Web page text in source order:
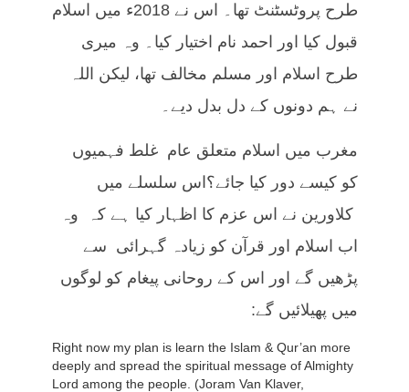
طرح پروٹسٹنٹ تھا۔ اس نے 2018ء میں اسلام
قبول کیا اور احمد نام اختیار کیا۔ وہ میری
طرح اسلام اور مسلم مخالف تھا، لیکن اللہ
نے ہم دونوں کے دل بدل دیے۔
مغرب میں اسلام متعلق عام غلط فہمیوں
کو کیسے دور کیا جائے؟اس سلسلے میں
کلاورین نے اس عزم کا اظہار کیا ہے کہ وہ
اب اسلام اور قرآن کو زیادہ گہرائی سے
پڑھیں گے اور اس کے روحانی پیغام کو لوگوں
میں پھیلائیں گے:
Right now my plan is learn the Islam & Qur’an more
deeply and spread the spiritual message of Almighty
Lord among the people. (Joram Van Klaver,